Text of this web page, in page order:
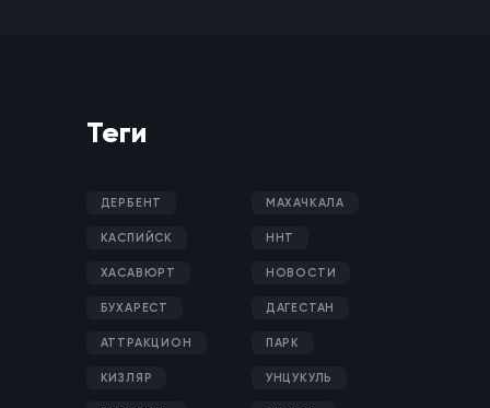
Теги
ДЕРБЕНТ МАХАЧКАЛА
КАСПИЙСК ННТ
ХАСАВЮРТ НОВОСТИ
БУХАРЕСТ ДАГЕСТАН
АТТРАКЦИОН ПАРК
КИЗЛЯР УНЦУКУЛЬ